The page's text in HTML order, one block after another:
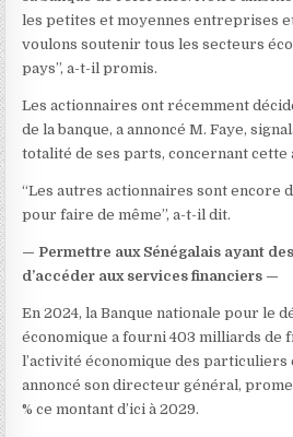
les petites et moyennes entreprises
voulons soutenir tous les secteurs
pays”, a-t-il promis.
Les actionnaires ont récemment
de la banque, a annoncé M. Faye,
totalité de ses parts, concernant cette
“Les autres actionnaires sont encore
pour faire de même”, a-t-il dit.
— Permettre aux Sénégalais ayant
d’accéder aux services financiers —
En 2024, la Banque nationale pour le
économique a fourni 403 milliards de
l’activité économique des
annoncé son directeur général,
% ce montant d’ici à 2029.